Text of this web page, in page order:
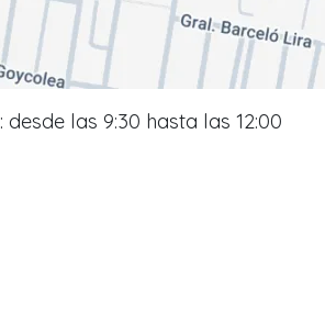
: desde las 9:30 hasta las 12:00